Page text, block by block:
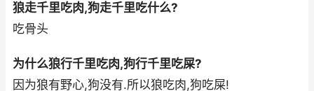
狼走千里吃肉,狗走千里吃什么?
吃骨头
为什么狼行千里吃肉,狗行千里吃屎?
因为狼有野心,狗没有.所以狼吃肉,狗吃屎!